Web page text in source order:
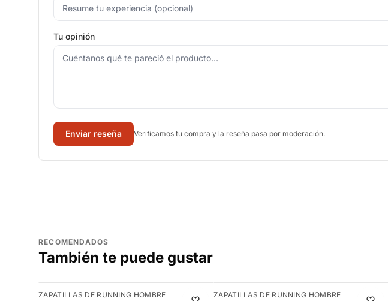
Tu opinión
Enviar reseña Verificamos tu compra y la reseña pasa por moderación.
RECOMENDADOS
También te puede gustar
-10%
ZAPATILLAS DE RUNNING HOMBRE -9%
ZAPATILLAS DE RUNNING HOMBRE